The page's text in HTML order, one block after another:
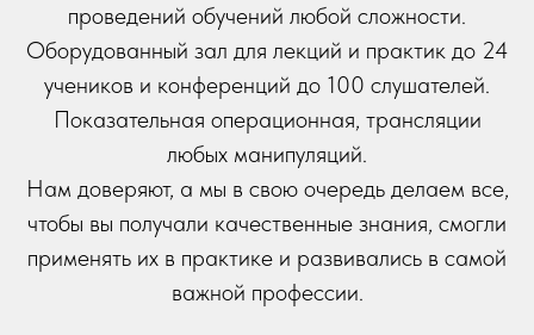
проведений обучений любой сложности.
Оборудованный зал для лекций и практик до 24
учеников и конференций до 100 слушателей.
Показательная операционная, трансляции
любых манипуляций.
Нам доверяют, а мы в свою очередь делаем все,
чтобы вы получали качественные знания, смогли
применять их в практике и развивались в самой
важной профессии.